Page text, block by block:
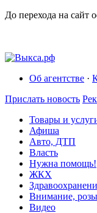
До перехода на сайт
Об агентстве ·
Прислать новость
Товары и
Афиша
Авто, ДТП
Власть
Нужна помощь!
ЖКХ
Внимание,
Видео